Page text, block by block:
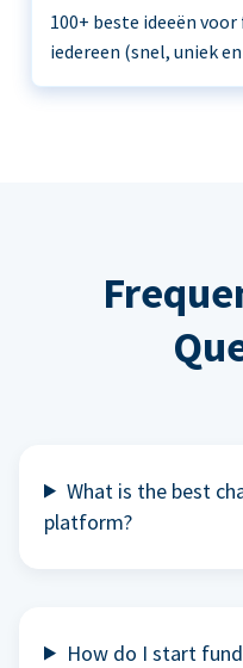
100+ beste ideeën
iedereen (snel, uniek
What is the best
platform?
How do I start